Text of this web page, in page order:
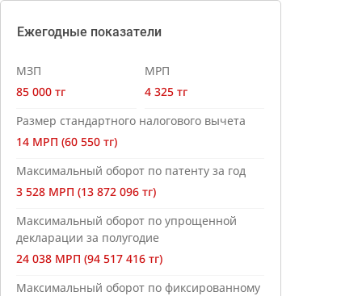
Ежегодные показатели
МЗП
85 000 тг
МРП
4 325 тг
Размер стандартного налогового вычета
14 МРП (60 550 тг)
Максимальный оборот по патенту за год
3 528 МРП (13 872 096 тг)
Максимальный оборот по упрощенной
декларации за полугодие
24 038 МРП (94 517 416 тг)
Максимальный оборот по фиксированному